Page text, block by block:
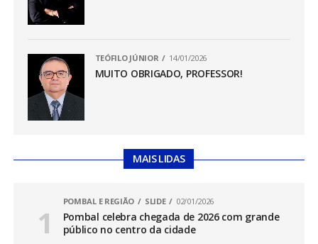
TEÓFILO JÚNIOR 14/01/2026
MUITO OBRIGADO, PROFESSOR!
MAIS LIDAS
POMBAL E REGIÃO SLIDE 02/01/2026
Pombal celebra chegada de 2026 com grande
público no centro da cidade